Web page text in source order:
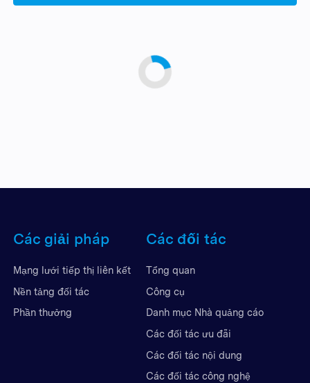
Các giải pháp
Mạng lưới tiếp thị liên kết
Nền tảng đối tác
Phần thưởng
Các đối tác
Tổng quan
Công cụ
Danh mục Nhà quảng cáo
Các đối tác ưu đãi
Các đối tác nội dung
Các đối tác công nghệ